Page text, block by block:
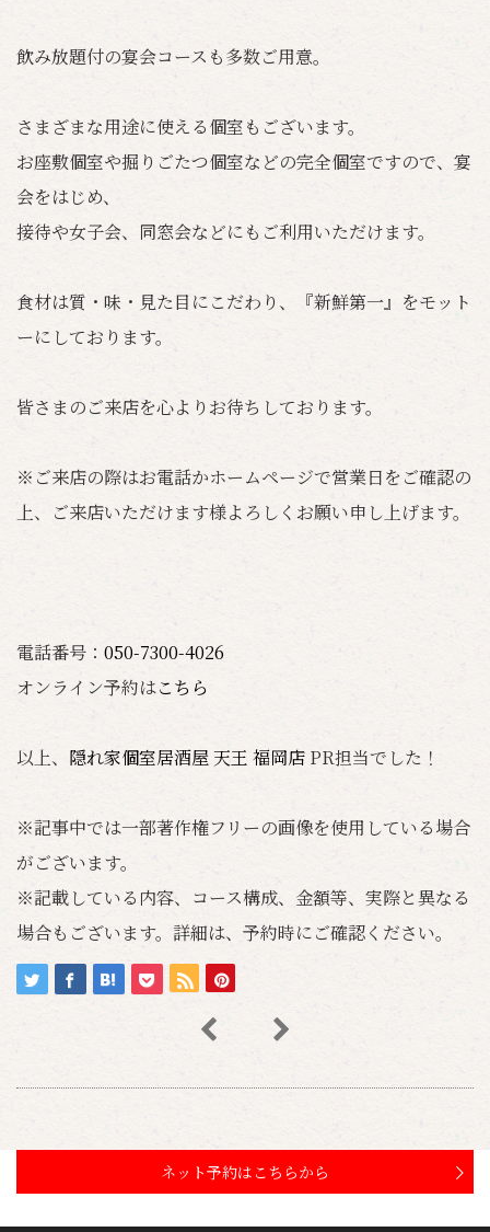
飲み放題付の宴会コースも多数ご用意。
さまざまな用途に使える個室もございます。
お座敷個室や掘りごたつ個室などの完全個室ですので、宴
会をはじめ、
接待や女子会、同窓会などにもご利用いただけます。
食材は質・味・見た目にこだわり、『新鮮第一』をモット
ーにしております。
皆さまのご来店を心よりお待ちしております。
※ご来店の際はお電話かホームページで営業日をご確認の
上、ご来店いただけます様よろしくお願い申し上げます。
電話番号： 050-7300-4026
オンライン予約はこちら
以上、 隠れ家個室居酒屋 天王 福岡店 PR担当でした！
※記事中では一部著作権フリーの画像を使用している場合
がございます。
※記載している内容、コース構成、金額等、実際と異なる
場合もございます。詳細は、予約時にご確認ください。
ネット予約はこちらから